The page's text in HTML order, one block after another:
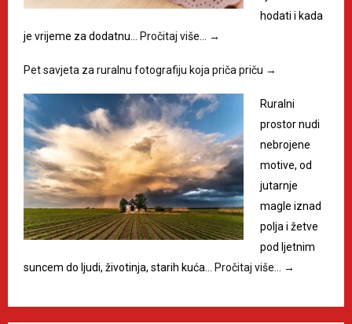
hodati i kada
je vrijeme za dodatnu…
Pročitaj više… →
Pet savjeta za ruralnu fotografiju koja priča priču →
Ruralni
prostor nudi
nebrojene
motive, od
jutarnje
magle iznad
polja i žetve
pod ljetnim
suncem do ljudi, životinja, starih kuća…
Pročitaj više… →